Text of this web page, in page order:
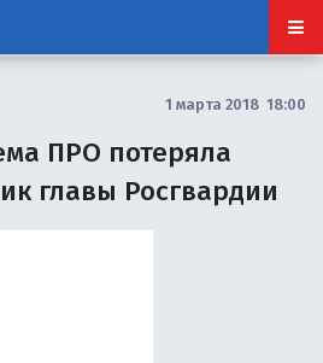
1 марта 2018 18:00
ПРО потеряла
главы Росгвардии